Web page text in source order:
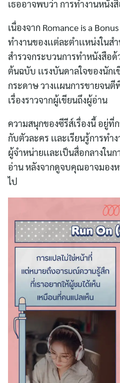
เธออาจพบว่า การทำงานหนัง
เนื่องจาก Romance is a
ทำงานของเเต่ละตำเเหน่งในส
สำรวจกระบวนการทำหนังสือด้
ต้นฉบับ เเรงบันดาลใจของนักเ
กระดาษ วางเเผนการขายจน
เรื่องราวจากผู้เขียนถึงผู้อ่าน
ความสนุกของซีรีส์เรื่องนี้ อยู่ที่
กับตัวละคร เเละเรียนรู้การท
ผู้จำหน่ายเเละเป็นสื่อกลางใน
อ่าน หลังจากดูจบคุณอาจมอง
ไป